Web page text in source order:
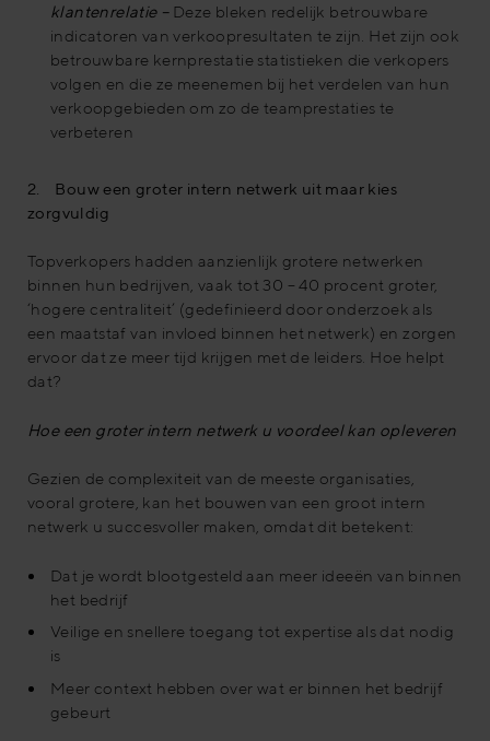
klantenrelatie–Deze bleken redelijk betrouwbare
indicatoren van verkoopresultaten te zijn. Het zijn ook
betrouwbare kernprestatie statistieken die verkopers
volgen en die ze meenemen bij het verdelen van hun
verkoopgebieden om zo de teamprestaties te
verbeteren
2. Bouw een groter intern netwerk uit maar kies
zorgvuldig
Topverkopers hadden aanzienlijk grotere netwerken
binnen hun bedrijven, vaak tot 30 – 40 procent groter,
‘hogere centraliteit’ (gedefinieerd door onderzoek als
een maatstaf van invloed binnen het netwerk) en zorgen
ervoor dat ze meer tijd krijgen met de leiders. Hoe helpt
dat?
Hoe een groter intern netwerk u voordeel kan opleveren
Gezien de complexiteit van de meeste organisaties,
vooral grotere, kan het bouwen van een groot intern
netwerk u succesvoller maken, omdat dit betekent:
Dat je wordt blootgesteld aan meer ideeën van binnen
het bedrijf
Veilige en snellere toegang tot expertise als dat nodig
is
Meer context hebben over wat er binnen het bedrijf
gebeurt